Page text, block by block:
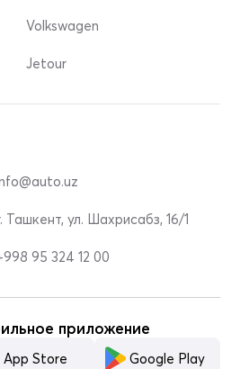
Volkswagen
Jetour
Ташкент, ул. Шахрисабз, 16/1
95 324 12 00
приложение
App Store Google Play